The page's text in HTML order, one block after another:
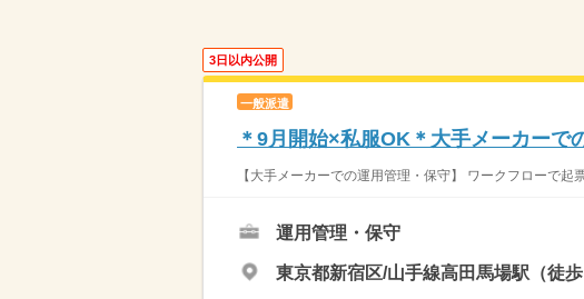
3日以内公開
一般派遣
＊9月開始×私服OK＊大手メーカーで
【大手メーカーでの運用管理・保守】 ワークフローで
運用管理・保守
東京都新宿区/山手線高田馬場駅（徒歩